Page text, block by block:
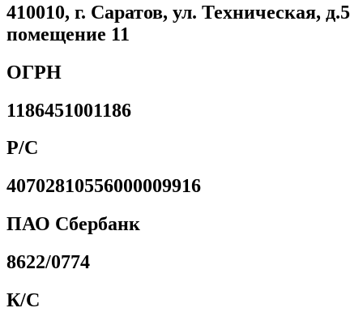
410010, г. Саратов, ул. Техническая, д.5
помещение 11
ОГРН
1186451001186
Р/С
40702810556000009916
ПАО Сбербанк
8622/0774
К/С